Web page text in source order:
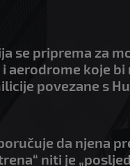
se priprema za
aerodrome koje bi
povezane s
da njena
niti je